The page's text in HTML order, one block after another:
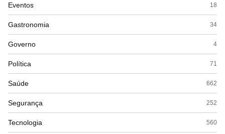
Eventos 18
Gastronomia 34
Governo 4
Política 71
Saúde 662
Segurança 252
Tecnologia 560